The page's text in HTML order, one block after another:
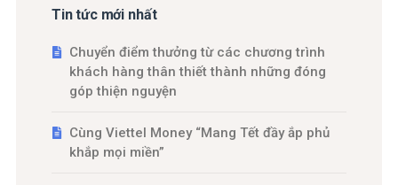
Tin tức mới nhất
Chuyển điểm thưởng từ các chương trình
khách hàng thân thiết thành những đóng
góp thiện nguyện
Cùng Viettel Money “Mang Tết đầy ắp phủ
khắp mọi miền”